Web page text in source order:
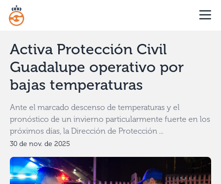
Activa Protección Civil
Guadalupe operativo por
bajas temperaturas
Ante el marcado descenso de temperaturas y el
pronóstico de un invierno particularmente fuerte en los
próximos días, la Dirección de Protección ...
30 de nov. de 2025